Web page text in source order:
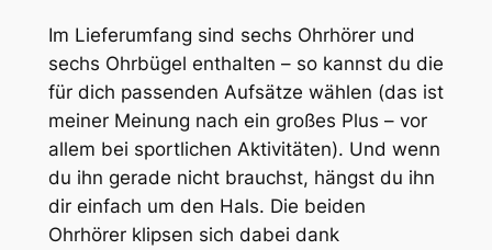
Im Lieferumfang sind sechs Ohrhörer und
sechs Ohrbügel enthalten – so kannst du die
für dich passenden Aufsätze wählen (das ist
meiner Meinung nach ein großes Plus – vor
allem bei sportlichen Aktivitäten). Und wenn
du ihn gerade nicht brauchst, hängst du ihn
dir einfach um den Hals. Die beiden
Ohrhörer klipsen sich dabei dank